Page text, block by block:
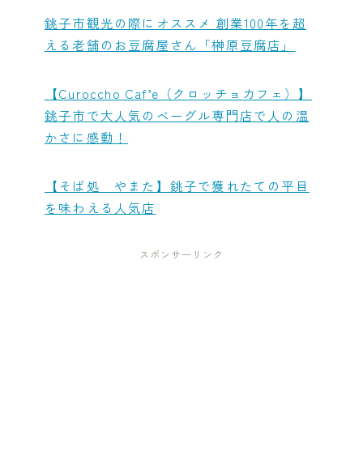
銚子市観光の際にオススメ 創業100年を超
える老舗のお豆腐屋さん「榊原豆腐店」
【Curoccho Caf’e（クロッチョカフェ）】
銚子市で大人気のベーグル専門店で人の温
かさに感動！
【そば処 やまた】銚子で獲れたての平目
を味わえる人気店
スポンサーリンク